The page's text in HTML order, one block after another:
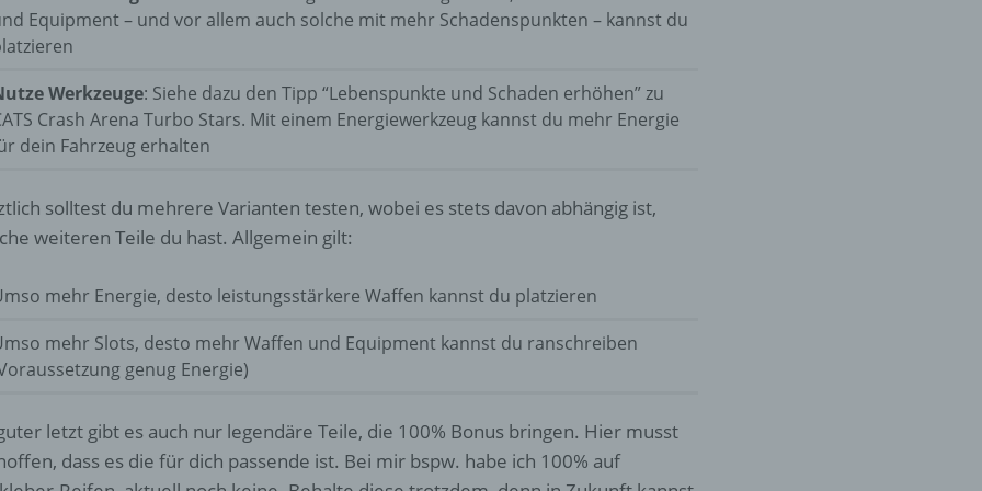
Equipment – und vor allem auch solche mit mehr Schadenspunkten – kannst du
Werkzeuge: Siehe dazu den Tipp “Lebenspunkte und Schaden erhöhen” zu
Crash Arena Turbo Stars. Mit einem Energiewerkzeug kannst du mehr Energie
dein Fahrzeug erhalten
solltest du mehrere Varianten testen, wobei es stets davon abhängig ist,
weiteren Teile du hast. Allgemein gilt:
mehr Energie, desto leistungsstärkere Waffen kannst du platzieren
mehr Slots, desto mehr Waffen und Equipment kannst du ranschreiben
genug Energie)
letzt gibt es auch nur legendäre Teile, die 100% Bonus bringen. Hier musst
dass es die für dich passende ist. Bei mir bspw. habe ich 100% auf
Einschränkung der Verarbeitung ist die Markierung gespeicherter
einzuschränken.
Profiling ist jede Art der automatisierten Verarbeitung
personenbezogener Daten, die darin besteht, dass diese
persönliche Aspekte, die sich auf eine natürliche Person beziehen,
wirtschaftlicher Lage, Gesundheit, persönlicher Vorlieben, Interessen,
Zuverlässigkeit, Verhalten, Aufenthaltsort oder Ortswechsel dieser
natürlichen Person zu analysieren oder vorherzusagen.
f) Pseudonymisierung